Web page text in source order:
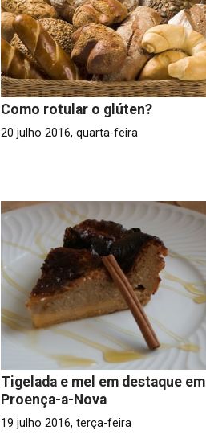
Como rotular o glúten?
20 julho 2016, quarta-feira
Tigelada e mel em destaque em
Proença-a-Nova
19 julho 2016, terça-feira